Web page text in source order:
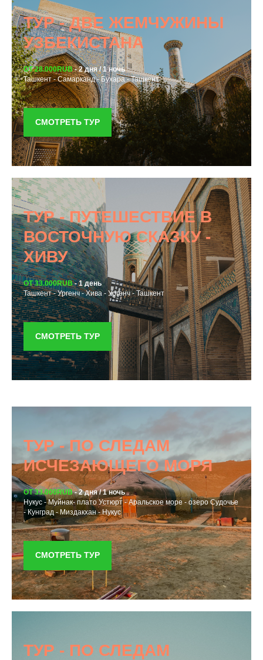
ТУР - ДВЕ ЖЕМЧУЖИНЫ
УЗБЕКИСТАНА
ОТ 28.000RUB - 2 дня / 1 ночь
Ташкент - Самарканд - Бухара - Ташкент
СМОТРЕТЬ ТУР
ТУР - ПУТЕШЕСТВИЕ В
ВОСТОЧНУЮ СКАЗКУ -
ХИВУ
ОТ 33.000RUB - 1 день
Ташкент - Ургенч - Хива - Ургенч - Ташкент
СМОТРЕТЬ ТУР
ТУР - ПО СЛЕДАМ
ИСЧЕЗАЮЩЕГО МОРЯ
ОТ 33.000RUB - 2 дня / 1 ночь
Нукус - Муйнак- плато Устюрт - Аральское море - озеро Судочье
- Кунград - Миздакхан - Нукус
СМОТРЕТЬ ТУР
ТУР - ПО СЛЕДАМ